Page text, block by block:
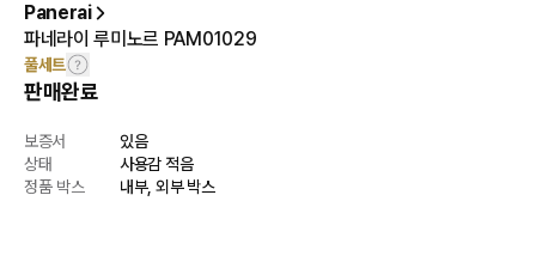
Panerai
파네라이 루미노르 PAM01029
풀세트
판매완료
보증서
있음
상태
사용감 적음
정품 박스
내부, 외부 박스